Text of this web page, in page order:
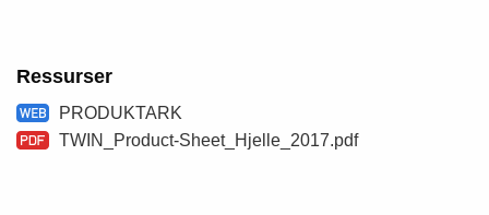
Ressurser
PRODUKTARK
TWIN_Product-Sheet_Hjelle_2017.pdf